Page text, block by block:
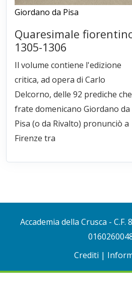
Giordano da Pisa
Quaresimale
1305-1306
Il volume contiene l'edizione
critica, ad opera di Carlo
Delcorno, delle 92 prediche
frate domenicano Giordano da
Pisa (o da Rivalto) pronunciò a
Firenze tra
Accademia della Crusca - C.F.
Crediti |